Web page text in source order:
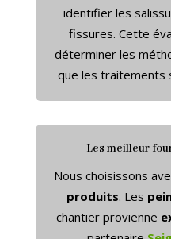
identifier les
fissures. Cette
déterminer les
que les traitements
Les meilleur
Nous choisissons
produits. Les
chantier provienne